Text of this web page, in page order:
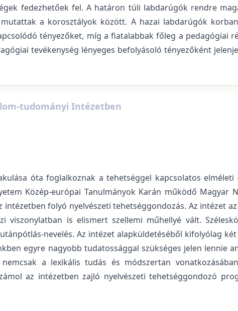
fedezhetőek fel. A határon túli labdarúgók rendre
a korosztályok között. A hazai labdarúgók
tényezőket, míg a fiatalabbak főleg a pedagógiai
tevékenység lényeges befolyásoló tényezőként
tudományi Intézetben
óta foglalkoznak a tehetséggel kapcsolatos
Közép-európai Tanulmányok Karán működő Magyar
folyó nyelvészeti tehetséggondozás. Az intézet
viszonylatban is elismert szellemi műhellyé vált.
nevelés. Az intézet alapküldetéséből kifolyólag
egyre nagyobb tudatossággal szükséges jelen lennie
a lexikális tudás és módszertan
az intézetben zajló nyelvészeti tehetséggondozó